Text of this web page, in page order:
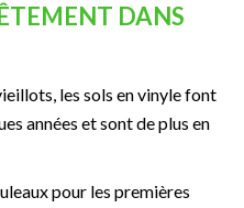
DANS
les sols en vinyle font
années et sont de plus en
pour les premières